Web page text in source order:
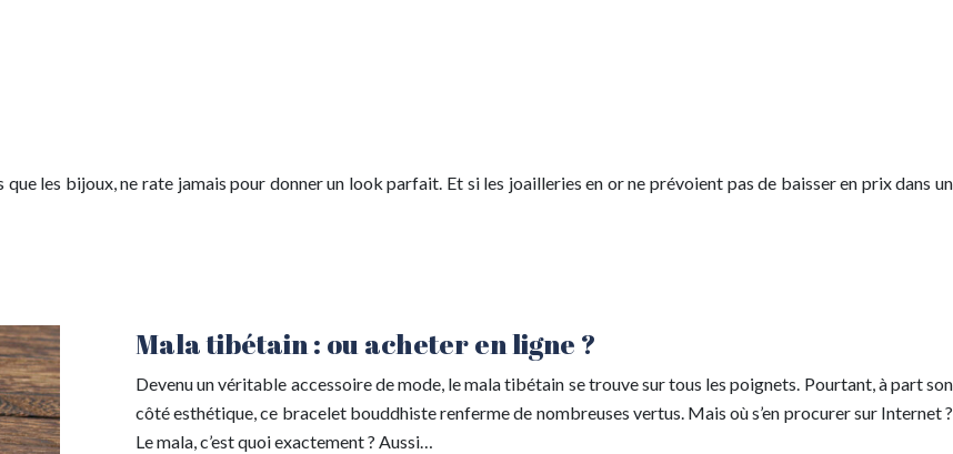
les bijoux, ne rate jamais pour donner un look parfait. Et si les joailleries en or ne prévoient pas de baisser en prix dans un
Mala tibétain : ou acheter en ligne ?
Devenu un véritable accessoire de mode, le mala tibétain se trouve sur tous les poignets. Pourtant, à part son
côté esthétique, ce bracelet bouddhiste renferme de nombreuses vertus. Mais où s’en procurer sur Internet ?
Le mala, c’est quoi exactement ? Aussi…